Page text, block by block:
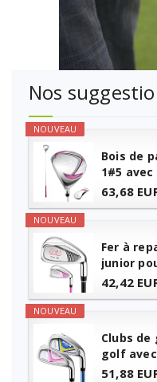
Nos
NOUVEAU
Bois de
1#5
63,68
NOUVEAU
Fer à
junior
42,42
NOUVEAU
Clubs de
golf
51,88